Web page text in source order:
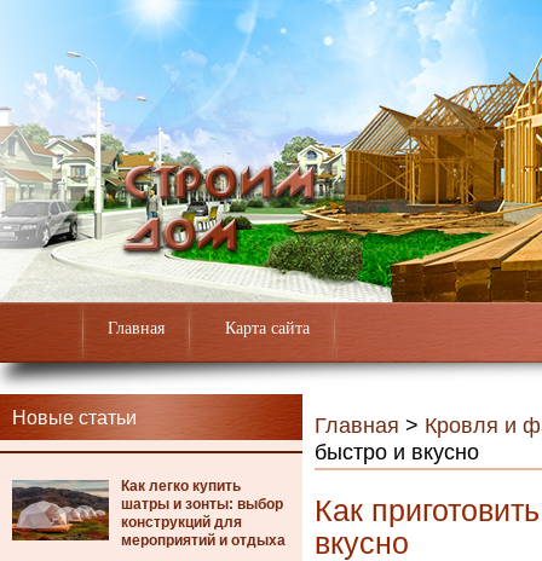
Главная Карта сайта
Новые статьи
Как легко купить
шатры и зонты: выбор
конструкций для
мероприятий и отдыха
Главная > Кровля и
быстро и вкусно
Как
вкусно